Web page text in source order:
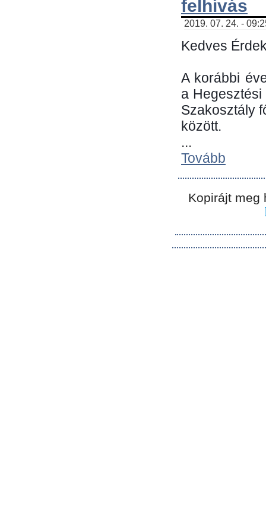
felhívás
2019. 07. 24. -
Kedves
A korábbi
a
Szakosztály
között.
...
Tovább
Kopirájt meg